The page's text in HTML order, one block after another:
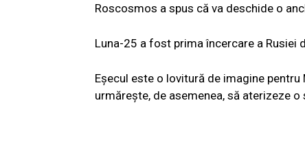
Roscosmos a spus că va deschide o
Luna-25 a fost prima încercare a Rusiei
Eșecul este o lovitură de imagine
urmărește, de asemenea, să aterizeze